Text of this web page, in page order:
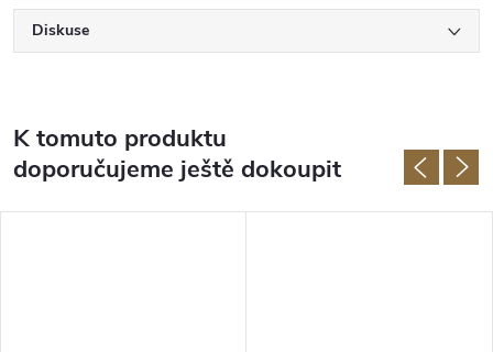
Diskuse
K tomuto produktu
doporučujeme ještě dokoupit